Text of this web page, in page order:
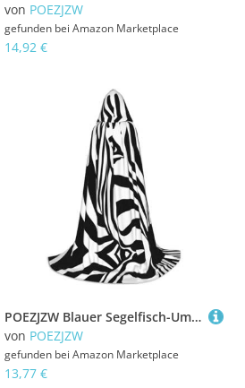
von POEZJZW
gefunden bei Amazon Marketplace
14,92 €
POEZJZW Blauer Segelfisch-Umhang für Herren und Damen, Umhang mit Kapuze, Erwachsenen-Umhang mit Kapuze, Renaissance, Halloween, Hexenkostüm, Zauberer-Umhang, Größe M
von POEZJZW
gefunden bei Amazon Marketplace
13,77 €